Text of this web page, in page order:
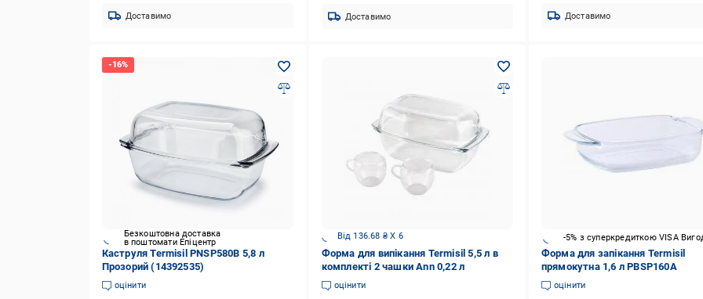
Доставимо Доставимо Доставимо
Безкоштовна доставка
в поштомати Епіцентр
Каструля Termisil PNSP580B 5,8 л
Прозорий (14392535)
оцінити
Від 136.68 ₴ X 6
Форма для випікання Termisil 5,5 л в
комплекті 2 чашки Ann 0,22 л
оцінити
-5% з суперкредиткою VISA
Форма для запікання Termisil
прямокутна 1,6 л PBSP160A
оцінити